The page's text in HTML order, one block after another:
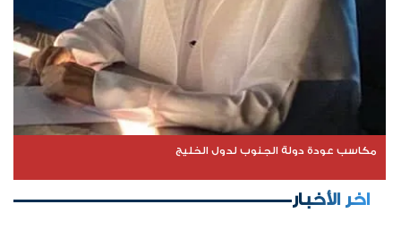
مكاسب عودة دولة الجنوب لدول الخليج
اخر الأخبار